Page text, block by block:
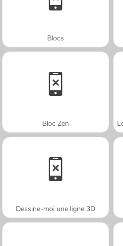
Blocs
Bloc Zen
Dessine-moi une ligne 3D